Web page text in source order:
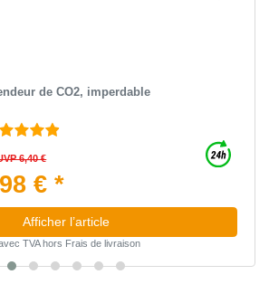
de CO2, imperdable
6,40 €
€ *
Afficher l’article
TVAhors Frais de livraison